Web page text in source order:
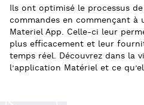
Ils ont optimisé le processus
commandes en commençant à
Materiel App. Celle-ci leur
plus efficacement et leur
temps réel. Découvrez dans la
l’application Matériel et ce